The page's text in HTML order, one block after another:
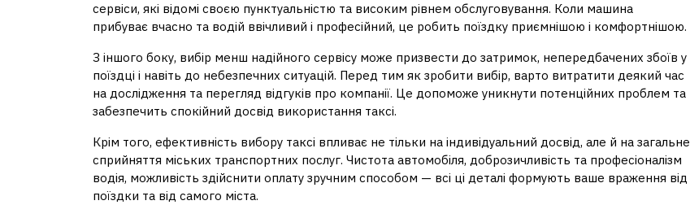
сервіси, які відомі своєю пунктуальністю та високим рівнем обслуговування. Коли машина
прибуває вчасно та водій ввічливий і професійний, це робить поїздку приємнішою і комфортнішою.
З іншого боку, вибір менш надійного сервісу може призвести до затримок, непередбачених збоїв у
поїздці і навіть до небезпечних ситуацій. Перед тим як зробити вибір, варто витратити деякий час
на дослідження та перегляд відгуків про компанії. Це допоможе уникнути потенційних проблем та
забезпечить спокійний досвід використання таксі.
Крім того, ефективність вибору таксі впливає не тільки на індивідуальний досвід, але й на загальне
сприйняття міських транспортних послуг. Чистота автомобіля, доброзичливість та професіоналізм
водія, можливість здійснити оплату зручним способом — всі ці деталі формують ваше враження від
поїздки та від самого міста.